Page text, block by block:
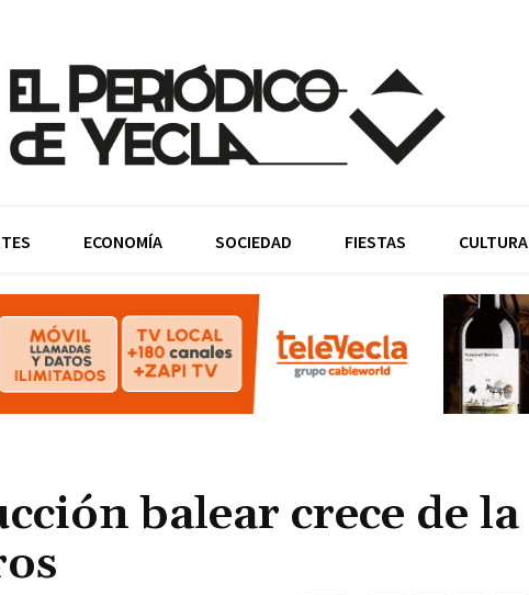
ECONOMÍA SOCIEDAD FIESTAS CULTURA
balear crece de la